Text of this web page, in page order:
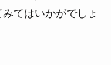
てはいかがでしょ